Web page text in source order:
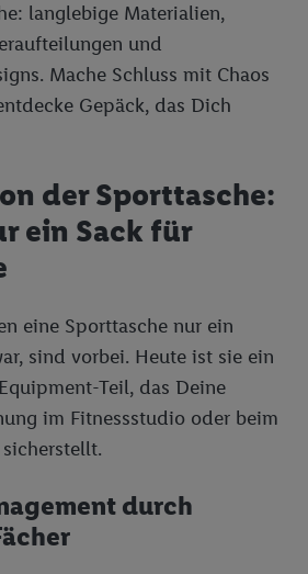
langlebige Materialien,
und
Mache Schluss mit Chaos
Gepäck, das Dich
der Sporttasche:
ein Sack für
eine Sporttasche nur ein
sind vorbei. Heute ist sie ein
Teil, das Deine
im Fitnessstudio oder beim
durch